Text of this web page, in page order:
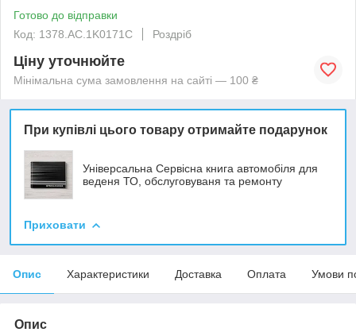
Готово до відправки
Код: 1378.AC.1K0171C
Роздріб
Ціну уточнюйте
Мінімальна сума замовлення на сайті — 100 ₴
При купівлі цього товару отримайте подарунок
Універсальна Сервісна книга автомобіля для
веденя ТО, обслуговуваня та ремонту
Приховати
Опис Характеристики Доставка Оплата Умови
Опис